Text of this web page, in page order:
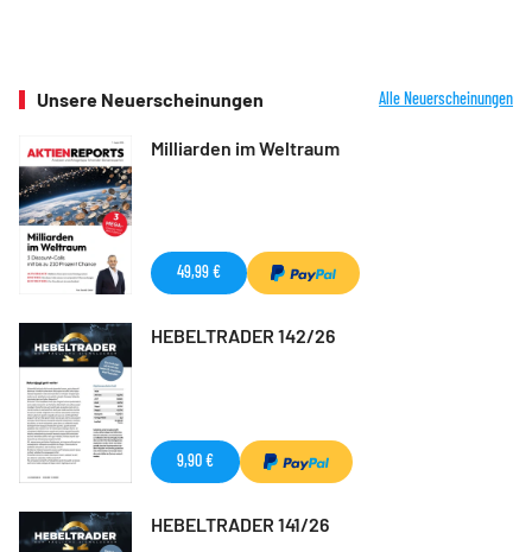
Unsere Neuerscheinungen Alle Neuerscheinungen
Milliarden im Weltraum
49,99 €
HEBELTRADER 142/26
9,90 €
HEBELTRADER 141/26